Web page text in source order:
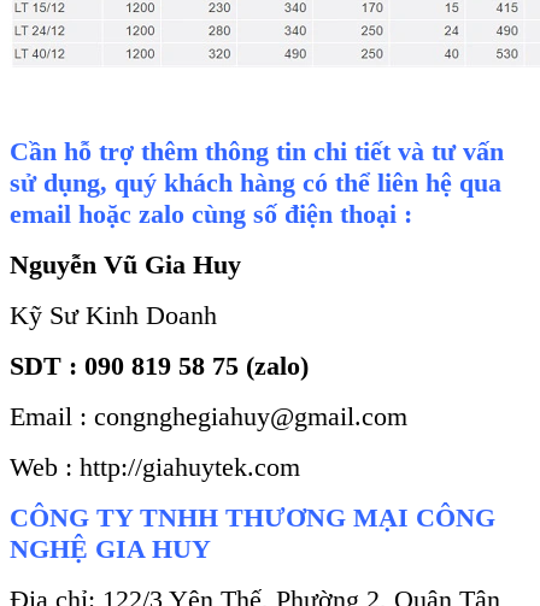
Cần hỗ trợ thêm thông tin chi tiết và tư vấn
sử dụng, quý khách hàng có thể liên hệ qua
email hoặc zalo cùng số điện thoại :
Nguyễn Vũ Gia Huy
Kỹ Sư Kinh Doanh
SDT : 090 819 58 75 (zalo)
Email : congnghegiahuy@gmail.com
Web : http://giahuytek.com
CÔNG TY TNHH THƯƠNG MẠI CÔNG
NGHỆ GIA HUY
Địa chỉ: 122/3 Yên Thế, Phường 2, Quận Tân